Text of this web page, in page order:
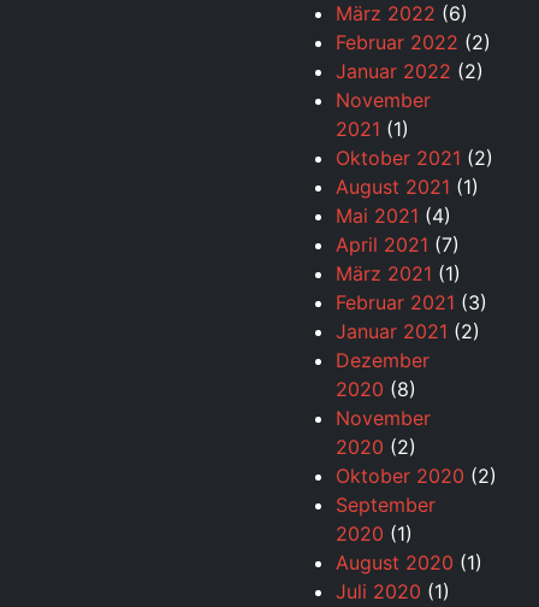
März 2022 (6)
Februar 2022 (2)
Januar 2022 (2)
November
2021 (1)
Oktober 2021 (2)
August 2021 (1)
Mai 2021 (4)
April 2021 (7)
März 2021 (1)
Februar 2021 (3)
Januar 2021 (2)
Dezember
2020 (8)
November
2020 (2)
Oktober 2020 (2)
September
2020 (1)
August 2020 (1)
Juli 2020 (1)